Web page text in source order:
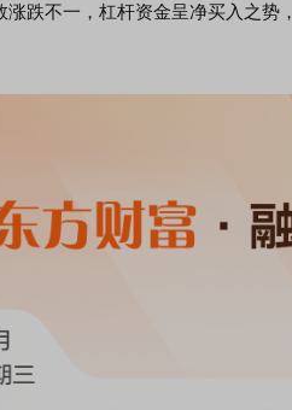
涨跌不一， 杠杆资金呈净买入之势